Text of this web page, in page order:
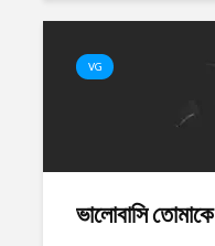
VG
ভালোবাসি তোমাকে